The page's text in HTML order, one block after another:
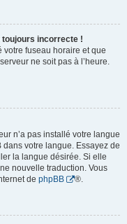
toujours incorrecte !
votre fuseau horaire et que
ne soit pas à l’heure.
n’a pas installé votre langue
votre langue. Essayez de
la langue désirée. Si elle
nouvelle traduction. Vous
de phpBB ®.